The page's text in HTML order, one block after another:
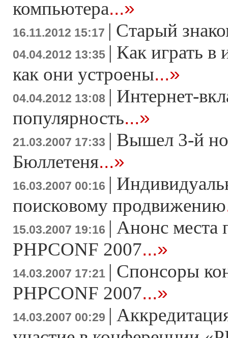
компьютера...»
16.11.2012 15:17 | Старый
04.04.2012 13:35 | Как играть в
как они устроены...»
04.04.2012 13:08 | Интернет-
популярность...»
21.03.2007 17:33 | Вышел 3-й
Бюллетеня...»
16.03.2007 00:16 |
поисковому продвижению
15.03.2007 19:16 | Анонс места
PHPCONF 2007...»
14.03.2007 17:21 | Спонсоры
PHPCONF 2007...»
14.03.2007 00:29 |